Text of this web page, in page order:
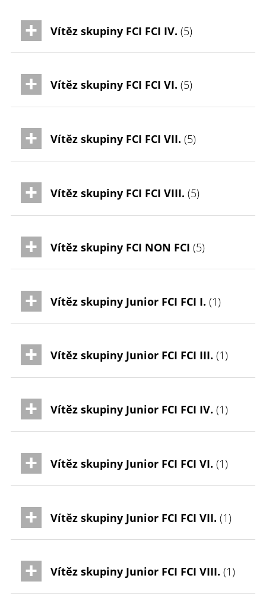
Vítěz skupiny FCI FCI IV. (5)
Vítěz skupiny FCI FCI VI. (5)
Vítěz skupiny FCI FCI VII. (5)
Vítěz skupiny FCI FCI VIII. (5)
Vítěz skupiny FCI NON FCI (5)
Vítěz skupiny Junior FCI FCI I. (1)
Vítěz skupiny Junior FCI FCI III. (1)
Vítěz skupiny Junior FCI FCI IV. (1)
Vítěz skupiny Junior FCI FCI VI. (1)
Vítěz skupiny Junior FCI FCI VII. (1)
Vítěz skupiny Junior FCI FCI VIII. (1)